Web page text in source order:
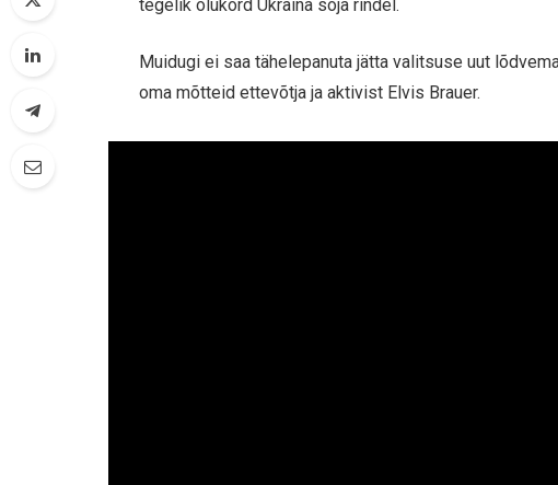
tegelik olukord Ukraina sõja rindel.
Muidugi ei saa tähelepanuta jätta valitsuse uut
oma mõtteid ettevõtja ja aktivist Elvis Brauer.